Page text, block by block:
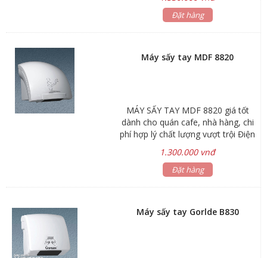
minh, tự động xịt dung dịch tẩy rửa
( nước rửa tay , cồn, sữa tắm,…).
không cần tác động trực tiếp vào
thiết bị , rất tiện lợi, hơn nữa tránh
nghiệm,….
Đặt hàng
Máy sấy tay MDF 8820
MÁY SẤY TAY MDF 8820 giá tốt
dành cho quán cafe, nhà hàng, chi
phí hợp lý chất lượng vượt trội Điện
điện: 9.0A(220)/18.0A(110V) Nhiệt
độ: 40-70 độ C Chất liệu: nhựa ,
x 230 mm Cân nặng: 2.2 kg
1.300.000 vnđ
Đặt hàng
Máy sấy tay Gorlde B830